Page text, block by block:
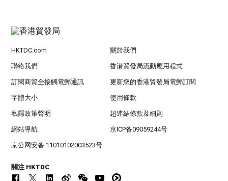
HKTDC.com 關於我們
聯絡我們 香港貿發局流動應用程式
訂閱商貿全接觸電郵通訊 更新您的香港貿發局電郵訂閱
字體大小 使用條款
私隱政策聲明 超連結條款及細則
網站導航 京ICP备09059244号
京公网安备 11010102003523号
關注 HKTDC